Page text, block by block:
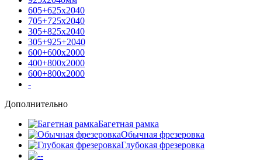
605+625х2040
705+725х2040
305+825х2040
305+925+2040
600+600х2000
400+800х2000
600+800х2000
-
Дополнительно
Багетная рамка
Обычная фрезеровка
Глубокая фрезеровка
-